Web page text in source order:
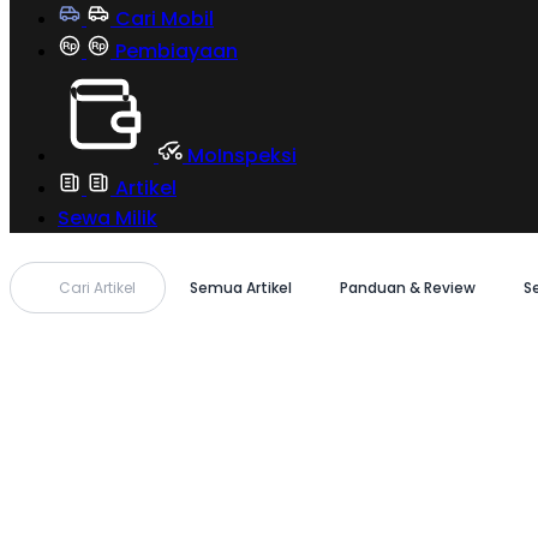
Cari Mobil
Pembiayaan
MoInspeksi
Artikel
Sewa Milik
Cari Artikel Semua Artikel Panduan & Review